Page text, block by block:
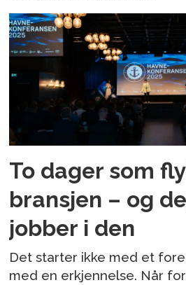
To dager som
bransjen – og
jobber i den
Det starter ikke med et
med en erkjennelse. Når